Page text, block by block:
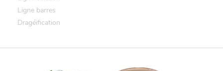
Ligne barres
Dragéification